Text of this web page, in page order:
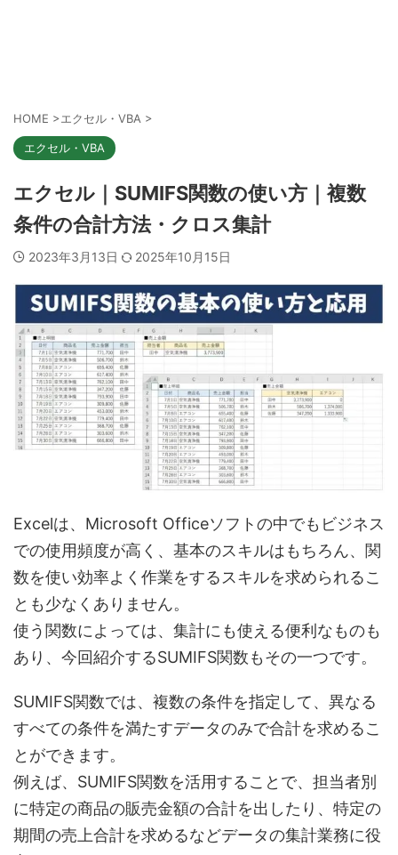
HOME >エクセル・VBA >
エクセル・VBA
エクセル｜SUMIFS関数の使い方｜複数
条件の合計方法・クロス集計
2023年3月13日 2025年10月15日
Excelは、Microsoft Officeソフトの中でもビジネス
での使用頻度が高く、基本のスキルはもちろん、関
数を使い効率よく作業をするスキルを求められるこ
とも少なくありません。
使う関数によっては、集計にも使える便利なものも
あり、今回紹介するSUMIFS関数もその一つです。
SUMIFS関数では、複数の条件を指定して、異なる
すべての条件を満たすデータのみで合計を求めるこ
とができます。
例えば、SUMIFS関数を活用することで、担当者別
に特定の商品の販売金額の合計を出したり、特定の
期間の売上合計を求めるなどデータの集計業務に役